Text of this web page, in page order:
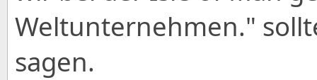
Weltunternehmen."
sagen.